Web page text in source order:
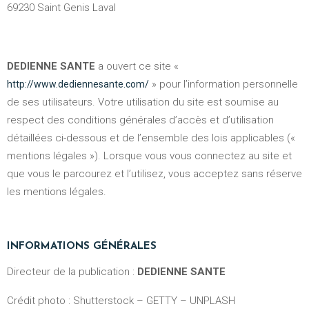
69230 Saint Genis Laval
DEDIENNE SANTE a ouvert ce site «
http://www.dediennesante.com/ » pour l’information personnelle
de ses utilisateurs. Votre utilisation du site est soumise au
respect des conditions générales d’accès et d’utilisation
détaillées ci-dessous et de l’ensemble des lois applicables («
mentions légales »). Lorsque vous vous connectez au site et
que vous le parcourez et l’utilisez, vous acceptez sans réserve
les mentions légales.
INFORMATIONS GÉNÉRALES
Directeur de la publication : DEDIENNE SANTE
Crédit photo : Shutterstock – GETTY – UNPLASH